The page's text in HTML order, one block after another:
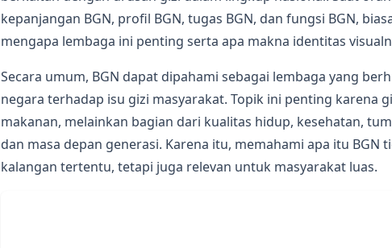
kepanjangan BGN, profil BGN, tugas BGN, dan fungsi BGN,
mengapa lembaga ini penting serta apa makna identitas
Secara umum, BGN dapat dipahami sebagai lembaga yang
negara terhadap isu gizi masyarakat. Topik ini penting karena
makanan, melainkan bagian dari kualitas hidup, kesehatan,
dan masa depan generasi. Karena itu, memahami apa itu BGN
kalangan tertentu, tetapi juga relevan untuk masyarakat luas.